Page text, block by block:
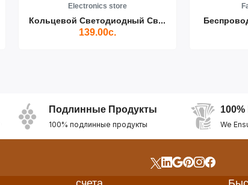
Electronics store
Кольцевой Светодиодный Св...
139.00с.
Подлинные Продукты
100% подлинные продукты We